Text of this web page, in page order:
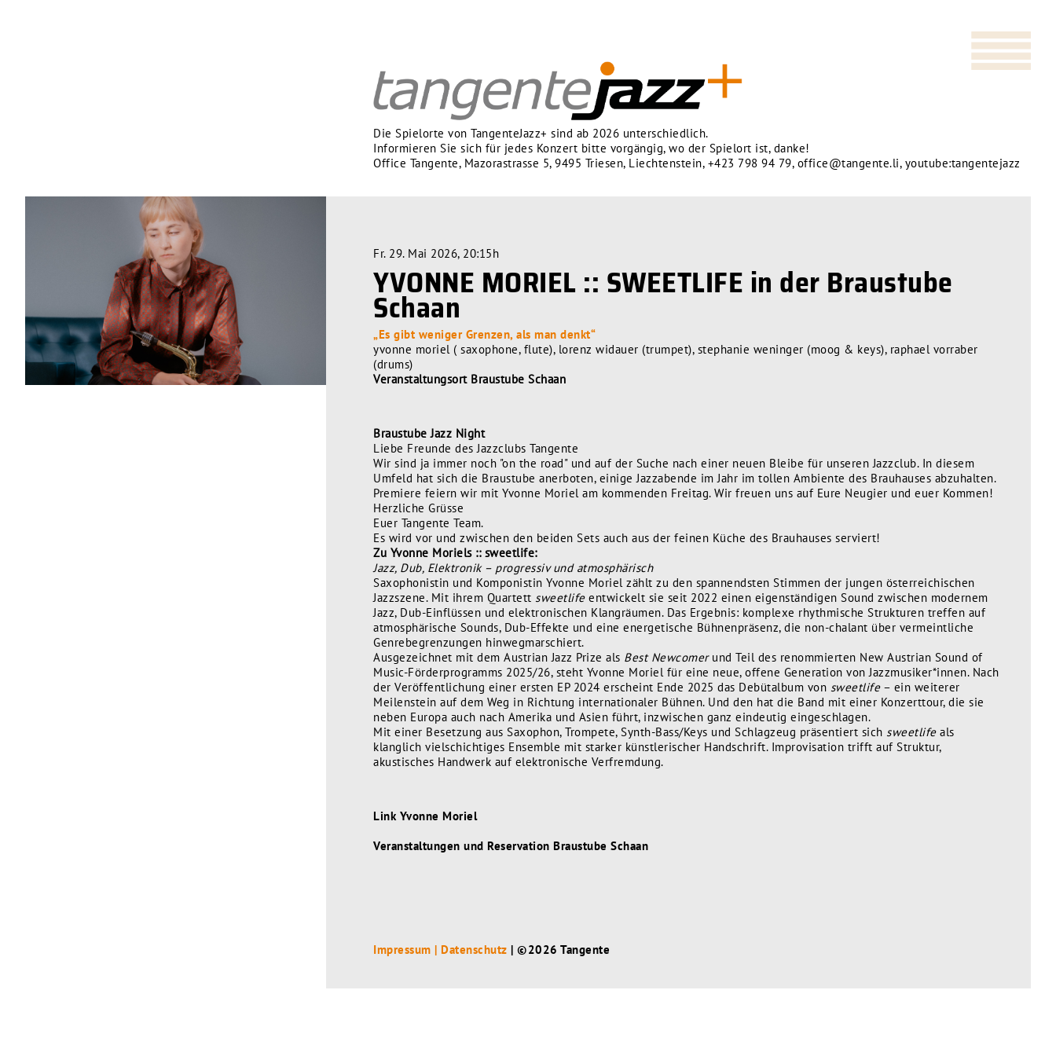
Die Spielorte von TangenteJazz+ sind ab 2026 unterschiedlich.
Informieren Sie sich für jedes Konzert bitte vorgängig, wo der Spielort ist, danke!
Office Tangente, Mazorastrasse 5, 9495 Triesen, Liechtenstein, +423 798 94 79, office@tangente.li, youtube:tangentejazz
Fr. 29. Mai 2026, 20:15h
YVONNE MORIEL :: SWEETLIFE in der Braustube
Schaan
„Es gibt weniger Grenzen, als man denkt“
yvonne moriel ( saxophone, flute), lorenz widauer (trumpet), stephanie weninger (moog & keys), raphael vorraber
(drums)
Veranstaltungsort Braustube Schaan
Braustube Jazz Night
Liebe Freunde des Jazzclubs Tangente
Wir sind ja immer noch "on the road" und auf der Suche nach einer neuen Bleibe für unseren Jazzclub. In diesem
Umfeld hat sich die Braustube anerboten, einige Jazzabende im Jahr im tollen Ambiente des Brauhauses abzuhalten.
Premiere feiern wir mit Yvonne Moriel am kommenden Freitag. Wir freuen uns auf Eure Neugier und euer Kommen!
Herzliche Grüsse
Euer Tangente Team.
Es wird vor und zwischen den beiden Sets auch aus der feinen Küche des Brauhauses serviert!
Zu Yvonne Moriels :: sweetlife:
Jazz, Dub, Elektronik – progressiv und atmosphärisch
Saxophonistin und Komponistin Yvonne Moriel zählt zu den spannendsten Stimmen der jungen österreichischen
Jazzszene. Mit ihrem Quartett sweetlifeentwickelt sie seit 2022 einen eigenständigen Sound zwischen modernem
Jazz, Dub-Einflüssen und elektronischen Klangräumen. Das Ergebnis: komplexe rhythmische Strukturen treffen auf
atmosphärische Sounds, Dub-Effekte und eine energetische Bühnenpräsenz, die non-chalant über vermeintliche
Genrebegrenzungen hinwegmarschiert.
Ausgezeichnet mit dem Austrian Jazz Prize als Best Newcomerund Teil des renommierten New Austrian Sound of
Music-Förderprogramms 2025/26, steht Yvonne Moriel für eine neue, offene Generation von Jazzmusiker*innen. Nach
der Veröffentlichung einer ersten EP 2024 erscheint Ende 2025 das Debütalbum von sweetlife– ein weiterer
Meilenstein auf dem Weg in Richtung internationaler Bühnen. Und den hat die Band mit einer Konzerttour, die sie
neben Europa auch nach Amerika und Asien führt, inzwischen ganz eindeutig eingeschlagen.
Mit einer Besetzung aus Saxophon, Trompete, Synth-Bass/Keys und Schlagzeug präsentiert sich sweetlifeals
klanglich vielschichtiges Ensemble mit starker künstlerischer Handschrift. Improvisation trifft auf Struktur,
akustisches Handwerk auf elektronische Verfremdung.
Link Yvonne Moriel
Veranstaltungen und Reservation Braustube Schaan
Impressum | Datenschutz | ©2026 Tangente